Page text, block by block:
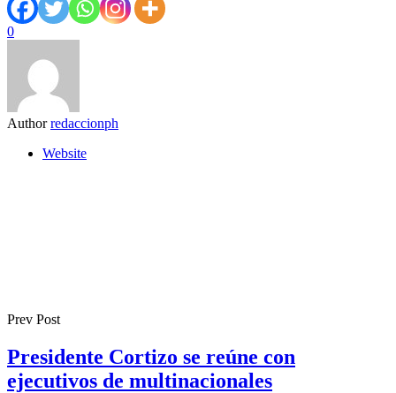
0
Author redaccionph
Website
Prev Post
Presidente Cortizo se reúne con
ejecutivos de multinacionales